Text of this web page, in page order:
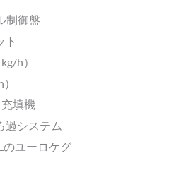
制御盤
ト
h）
填機
過システム
のユーロケグ